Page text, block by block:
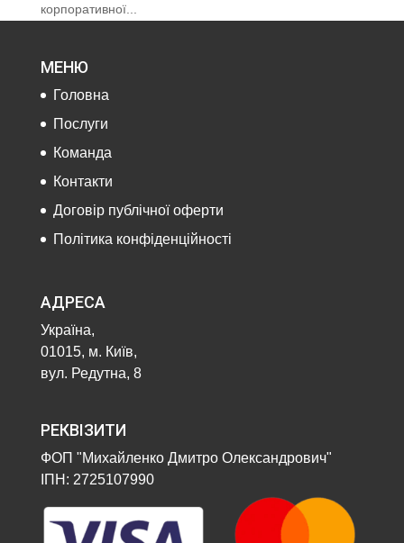
корпоративної...
МЕНЮ
Головна
Послуги
Команда
Контакти
Договір публічної оферти
Політика конфіденційності
АДРЕСА
Україна,
01015, м. Київ,
вул. Редутна, 8
РЕКВІЗИТИ
ФОП "Михайленко Дмитро Олександрович"
ІПН: 2725107990